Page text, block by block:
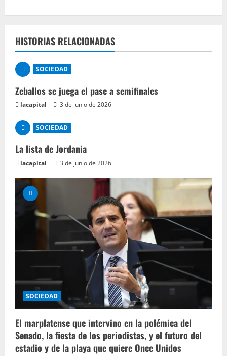
HISTORIAS RELACIONADAS
SOCIEDAD
Zeballos se juega el pase a semifinales
lacapital 3 de junio de 2026
SOCIEDAD
La lista de Jordania
lacapital 3 de junio de 2026
SOCIEDAD
El marplatense que intervino en la polémica del
Senado, la fiesta de los periodistas, y el futuro del
estadio y de la playa que quiere Once Unidos